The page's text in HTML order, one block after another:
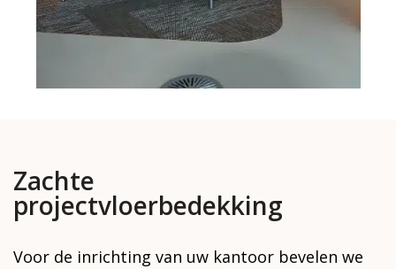
Zachte
projectvloerbedekking
Voor de inrichting van uw kantoor bevelen we